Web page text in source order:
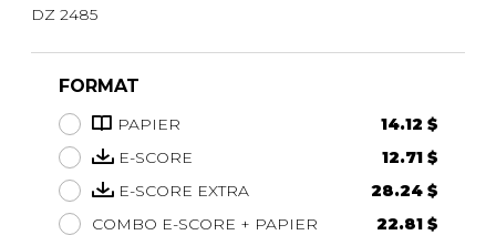
DZ 2485
FORMAT
PAPIER
14.12 $
E-SCORE
12.71 $
E-SCORE EXTRA
28.24 $
COMBO E-SCORE + PAPIER
22.81 $